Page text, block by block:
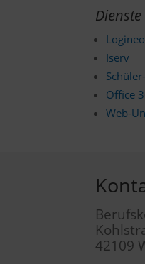
Dienste
Logineo
Iserv
Office
Web-
42109